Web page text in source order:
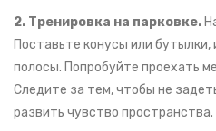
2. Тренировка на парковке.
Поставьте конусы или
полосы. Попробуйте проехать
Следите за тем, чтобы не
развить чувство пространства.